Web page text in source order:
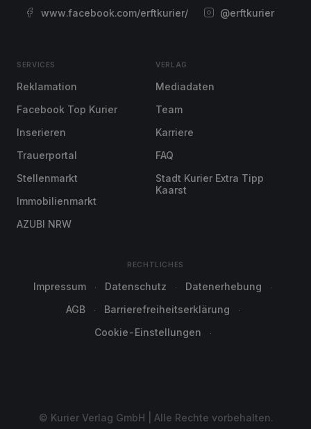
www.facebook.com/erftkurier/ @erftkurier
SERVICES
Reklamation
Facebook Top Kurier
Inserieren
Trauerportal
Stellenmarkt
Immobilienmarkt
AZUBI NRW
VERLAG
Mediadaten
Team
Karriere
FAQ
Stadt Kurier Extra Tipp
Kaarst
RECHTLICHES
Impressum Datenschutz
Datenerhebung
AGB
Barrierefreiheitserklärung
Cookie-Einstellungen
© Kurier Verlag GmbH | Alle Rechte vorbehalten.